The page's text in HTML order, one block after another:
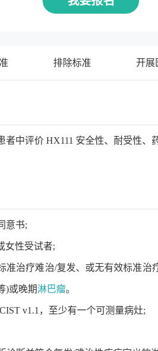
排除标准 开展
者中评价 HX111 安全性、耐受性、
意书;
女性受试者;
准治疗难治/复发、或无有效标准治
)或晚期淋巴瘤。
v1.1，至少有一个可测量病灶;